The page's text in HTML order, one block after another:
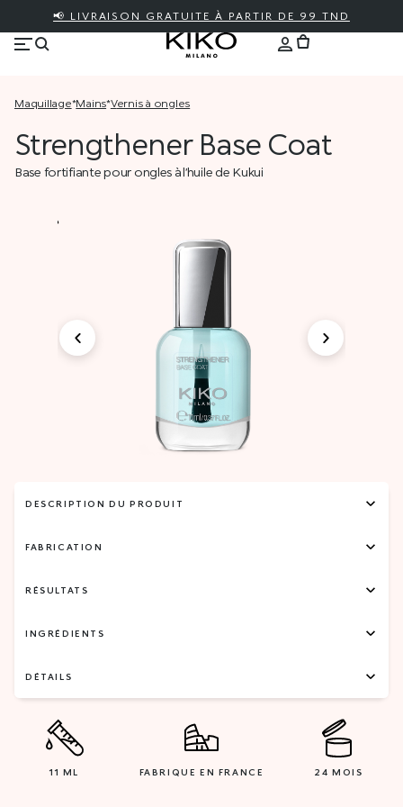
📢 LIVRAISON GRATUITE À PARTIR DE 99 TND
maquillage* mains* vernis à ongles
Strengthener Base Coat
Base fortifiante pour ongles à l’huile de Kukui
DESCRIPTION DU PRODUIT
FABRICATION
RÉSULTATS
INGRÉDIENTS
DÉTAILS
11 ML FABRIQUE EN FRANCE 24 MOIS